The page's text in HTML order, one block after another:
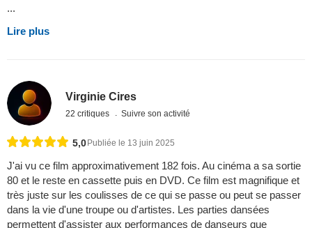
...
Lire plus
Virginie Cires
22 critiques Suivre son activité
5,0 Publiée le 13 juin 2025
J'ai vu ce film approximativement 182 fois. Au cinéma a sa sortie
80 et le reste en cassette puis en DVD. Ce film est magnifique et
très juste sur les coulisses de ce qui se passe ou peut se passer
dans la vie d'une troupe ou d'artistes. Les parties dansées
permettent d'assister aux performances de danseurs que